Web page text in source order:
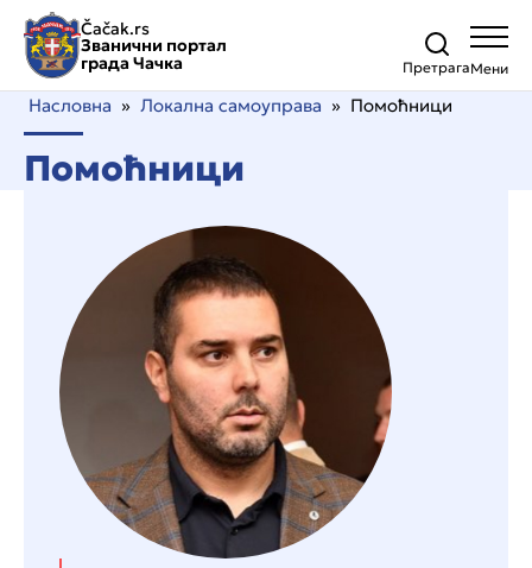
Čačak.rs
Званични портал
града Чачка
Претрага
Насловна » Локална самоуправа » Помоћници
Помоћници